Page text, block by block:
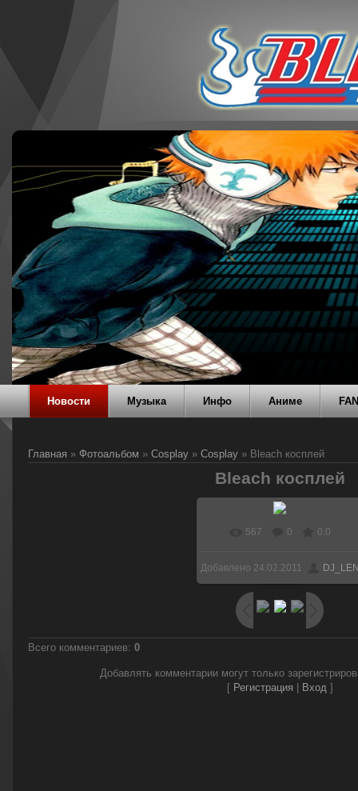
Новости Музыка Инфо Аниме
Главная » Фотоальбом » Cosplay » Cosplay » Bleach косплей
Bleach косплей
567 0 0.0
Добавлено 24.02.2011
Всего комментариев: 0
Добавлять комментарии могут только
[ Регистрация Вход]